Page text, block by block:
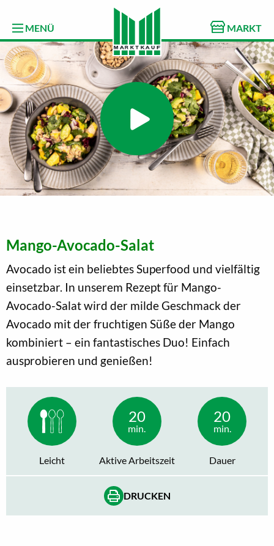
MENÜ MARKT
Mango-Avocado-Salat
Avocado ist ein beliebtes Superfood und vielfältig
einsetzbar. In unserem Rezept für Mango-
Avocado-Salat wird der milde Geschmack der
Avocado mit der fruchtigen Süße der Mango
kombiniert – ein fantastisches Duo! Einfach
ausprobieren und genießen!
Leicht
20
min.
Aktive Arbeitszeit
20
min.
Dauer
DRUCKEN